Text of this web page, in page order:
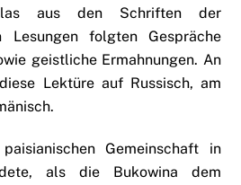
las aus den Schriften der
Lesungen folgten Gespräche
geistliche Ermahnungen. An
Lektüre auf Russisch, am
Gemeinschaft in
als die Bukowina dem